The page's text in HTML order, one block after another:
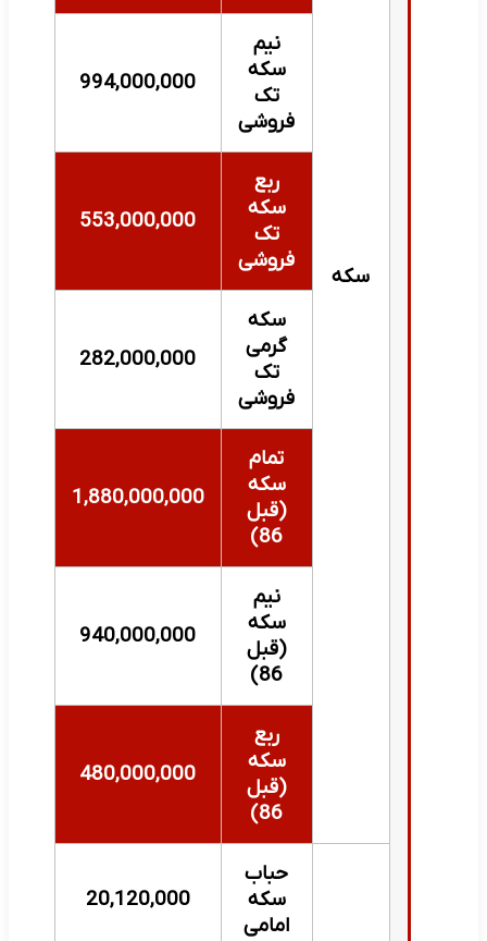
سکه
نیم
سکه
تک
فروشی
994,000,000
ربع
سکه
تک
فروشی
553,000,000
سکه
گرمی
تک
فروشی
282,000,000
تمام
سکه
(قبل
86)
1,880,000,000
نیم
سکه
(قبل
86)
940,000,000
ربع
سکه
(قبل
86)
480,000,000
حباب
سکه
امامی
20,120,000